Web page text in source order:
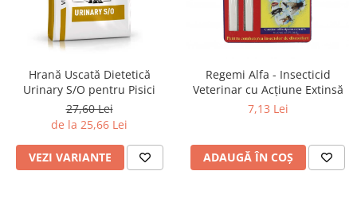
Hrană Uscată Dietetică
Urinary S/O pentru Pisici
27,60 Lei
de la 25,66 Lei
VEZI VARIANTE
Regemi Alfa - Insecticid
Veterinar cu Acțiune Extinsă
7,13 Lei
ADAUGĂ ÎN COȘ